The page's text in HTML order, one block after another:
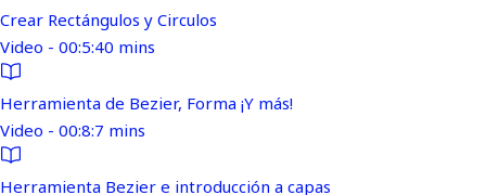
Crear Rectángulos y Circulos
Video - 00:5:40 mins
Herramienta de Bezier, Forma ¡Y más!
Video - 00:8:7 mins
Herramienta Bezier e introducción a capas